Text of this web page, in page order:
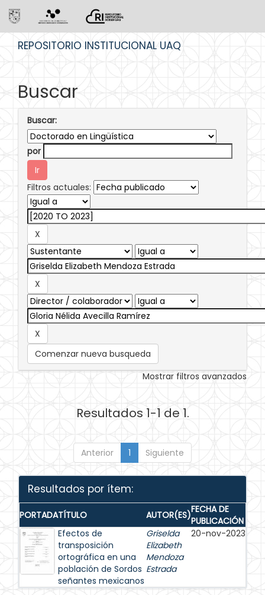
REPOSITORIO INSTITUCIONAL UAQ
Buscar
Buscar:
por
Filtros actuales:
Comenzar nueva busqueda
Mostrar filtros avanzados
Resultados 1-1 de 1.
Anterior 1 Siguiente
Resultados por ítem:
PORTADATÍTULO AUTOR(ES)FECHA DE
PUBLICACIÓN
Efectos de
transposición
ortográfica en una
población de Sordos
señantes mexicanos
Griselda
Elizabeth
Mendoza
Estrada
20-nov-2023